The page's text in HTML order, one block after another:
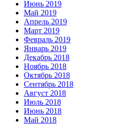
Июнь 2019
Май 2019
Апрель 2019
Март 2019
Февраль 2019
Январь 2019
Декабрь 2018
Ноябрь 2018
Октябрь 2018
Сентябрь 2018
Август 2018
Июль 2018
Июнь 2018
Май 2018